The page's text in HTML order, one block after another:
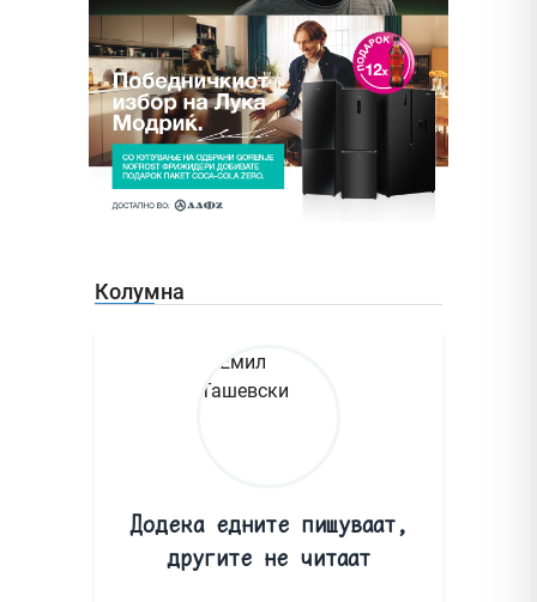
Колумна
Додека едните пишуваат,
другите не читаат